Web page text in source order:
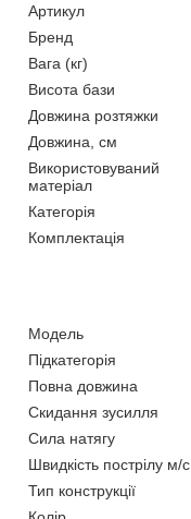
Артикул
Бренд
Вага (кг)
Висота бази
Довжина розтяжки
Довжина, см
Використовуваний
матеріал
Категорія
Комплектація
Мoдель
Підкатегорія
Повна довжина
Скидання зусилля
Сила натягу
Швидкість пострілу м/с
Тип конструкції